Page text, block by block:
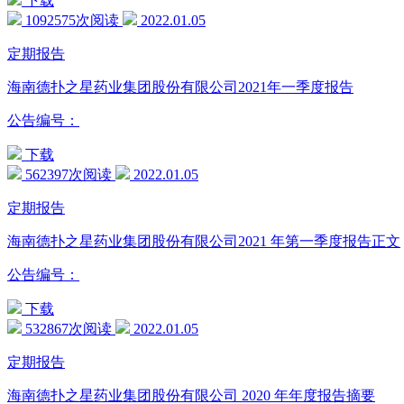
1092575次阅读
2022.01.05
定期报告
海南德扑之星药业集团股份有限公司2021年一季度报告
公告编号：
下载
562397次阅读
2022.01.05
定期报告
海南德扑之星药业集团股份有限公司2021 年第一季度报告正文
公告编号：
下载
532867次阅读
2022.01.05
定期报告
海南德扑之星药业集团股份有限公司 2020 年年度报告摘要